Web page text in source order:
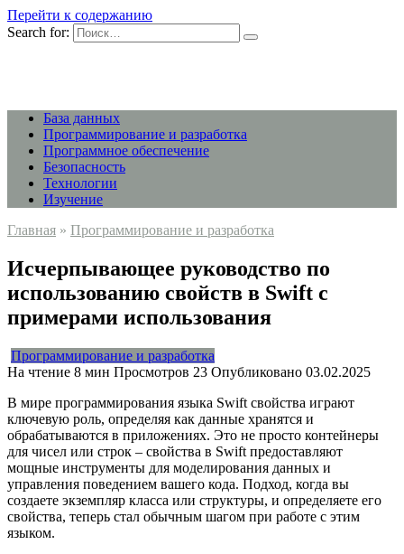
Перейти к содержанию
Search for:
База данных
Программирование и разработка
Программное обеспечение
Безопасность
Технологии
Изучение
Главная » Программирование и разработка
Исчерпывающее руководство по
использованию свойств в Swift с
примерами использования
Программирование и разработка
На чтение 8 мин Просмотров 23 Опубликовано 03.02.2025
В мире программирования языка Swift свойства играют
ключевую роль, определяя как данные хранятся и
обрабатываются в приложениях. Это не просто контейнеры
для чисел или строк – свойства в Swift предоставляют
мощные инструменты для моделирования данных и
управления поведением вашего кода. Подход, когда вы
создаете экземпляр класса или структуры, и определяете его
свойства, теперь стал обычным шагом при работе с этим
языком.